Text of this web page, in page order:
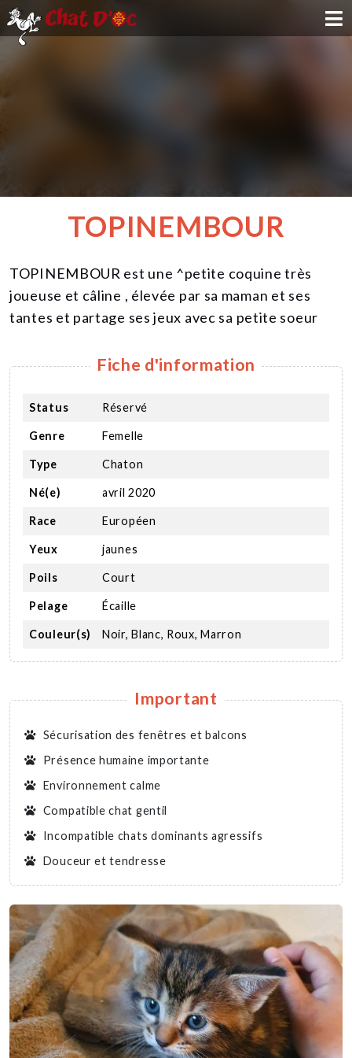
NOUS SOUTENIR
CONTACT
TOPINEMBOUR
TOPINEMBOUR est une ^petite coquine très
joueuse et câline , élevée par sa maman et ses
tantes et partage ses jeux avec sa petite soeur
Fiche d'information
Status Réservé
Genre Femelle
Type Chaton
Né(e) avril 2020
Race Européen
Yeux jaunes
Poils Court
Pelage Écaille
Couleur(s) Noir, Blanc, Roux, Marron
Important
Sécurisation des fenêtres et balcons
Présence humaine importante
Environnement calme
Compatible chat gentil
Incompatible chats dominants agressifs
Douceur et tendresse